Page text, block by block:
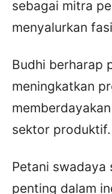
sebagai mitra
menyalurkan
Budhi berharap
meningkatkan
sektor produktif.
Petani swadaya
penting dalam